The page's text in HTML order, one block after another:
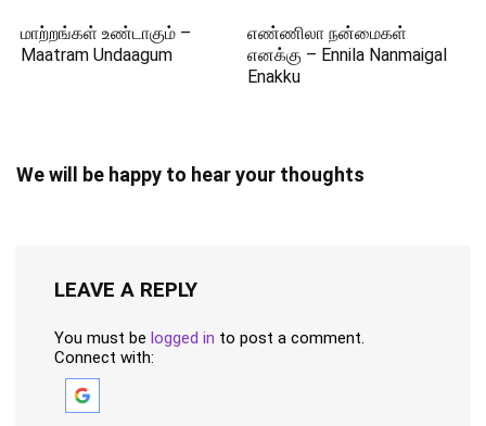
மாற்றங்கள் உண்டாகும் –
Maatram Undaagum
எண்ணிலா நன்மைகள்
எனக்கு – Ennila Nanmaigal
Enakku
We will be happy to hear your thoughts
LEAVE A REPLY
You must be logged in to post a comment.
Connect with: